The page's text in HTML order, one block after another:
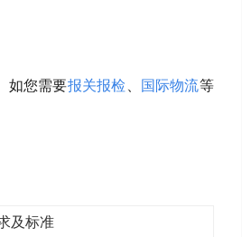
如您需要报关报检 国际物流等
及标准